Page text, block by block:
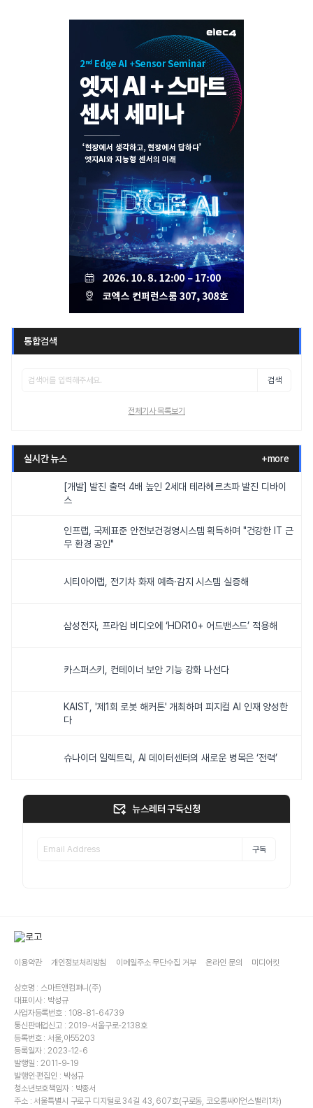
통합검색
검색
전체기사 목록보기
실시간 뉴스 +more
[개발] 발진 출력 4배 높인 2세대 테라헤르츠파 발진 디바이
스
인프랩, 국제표준 안전보건경영시스템 획득하며 "건강한 IT 근
무 환경 공인"
시티아이랩, 전기차 화재 예측·감지 시스템 실증해
삼성전자, 프라임 비디오에 ‘HDR10+ 어드밴스드’ 적용해
카스퍼스키, 컨테이너 보안 기능 강화 나선다
KAIST, '제1회 로봇 해커톤' 개최하며 피지컬 AI 인재 양성한
다
슈나이더 일렉트릭, AI 데이터센터의 새로운 병목은 ‘전력’
뉴스레터 구독신청
구독
이용약관 개인정보처리방침 이메일주소 무단수집 거부 온라인 문의 미디어킷
상호명 : 스마트앤컴퍼니(주)
대표이사 : 박성규
사업자등록번호 : 108-81-64739
통신판매업신고 : 2019-서울구로-2138호
등록번호 : 서울,아55203
등록일자 : 2023-12-6
발행일 : 2011-9-19
발행인·편집인 : 박성규
청소년보호책임자 : 박종서
주소 : 서울특별시 구로구 디지털로 34길 43, 607호(구로동, 코오롱싸이언스밸리1차)